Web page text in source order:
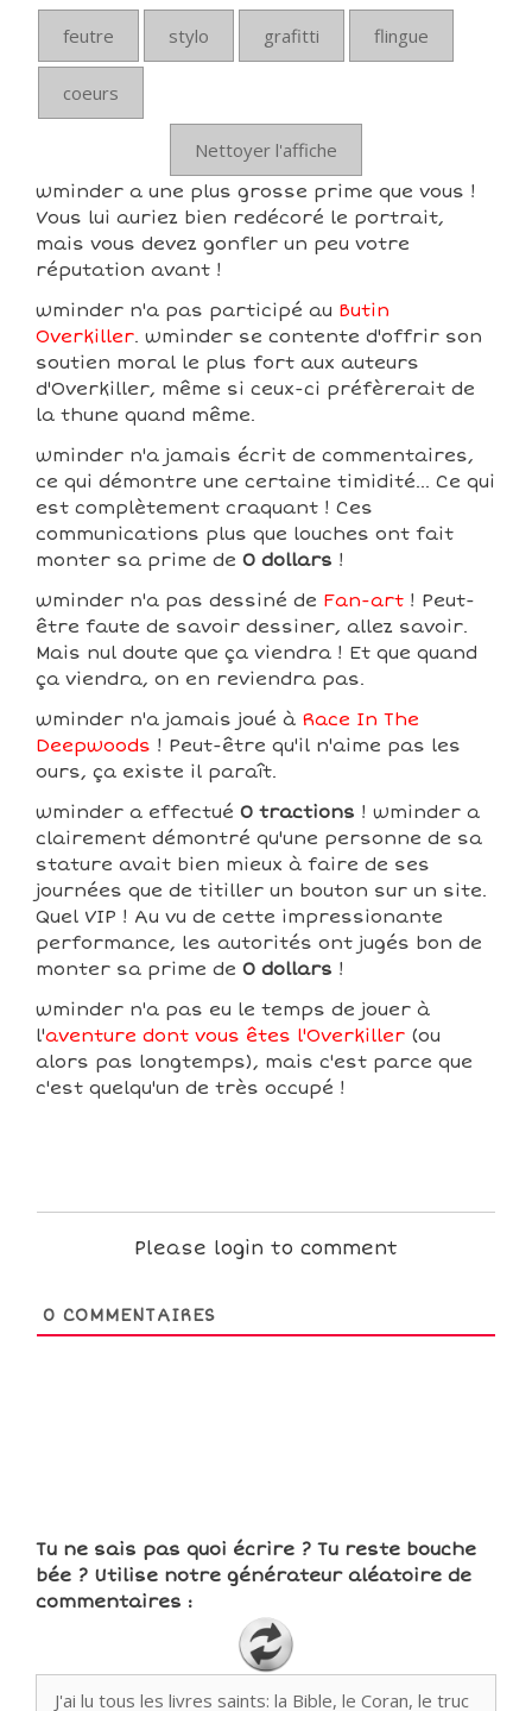
feutre stylo grafitti flingue
coeurs
Nettoyer l'affiche
wminder a une plus grosse prime que vous !
Vous lui auriez bien redécoré le portrait,
mais vous devez gonfler un peu votre
réputation avant !
wminder n'a pas participé au Butin
Overkiller. wminder se contente d'offrir son
soutien moral le plus fort aux auteurs
d'Overkiller, même si ceux-ci préfèrerait de
la thune quand même.
wminder n'a jamais écrit de commentaires,
ce qui démontre une certaine timidité... Ce qui
est complètement craquant ! Ces
communications plus que louches ont fait
monter sa prime de 0 dollars !
wminder n'a pas dessiné de Fan-art ! Peut-
être faute de savoir dessiner, allez savoir.
Mais nul doute que ça viendra ! Et que quand
ça viendra, on en reviendra pas.
wminder n'a jamais joué à Race In The
Deepwoods ! Peut-être qu'il n'aime pas les
ours, ça existe il paraît.
wminder a effectué 0 tractions ! wminder a
clairement démontré qu'une personne de sa
stature avait bien mieux à faire de ses
journées que de titiller un bouton sur un site.
Quel VIP ! Au vu de cette impressionante
performance, les autorités ont jugés bon de
monter sa prime de 0 dollars !
wminder n'a pas eu le temps de jouer à
l'aventure dont vous êtes l'Overkiller (ou
alors pas longtemps), mais c'est parce que
c'est quelqu'un de très occupé !
Please login to comment
0 COMMENTAIRES
Tu ne sais pas quoi écrire ? Tu reste bouche
bée ? Utilise notre générateur aléatoire de
commentaires :